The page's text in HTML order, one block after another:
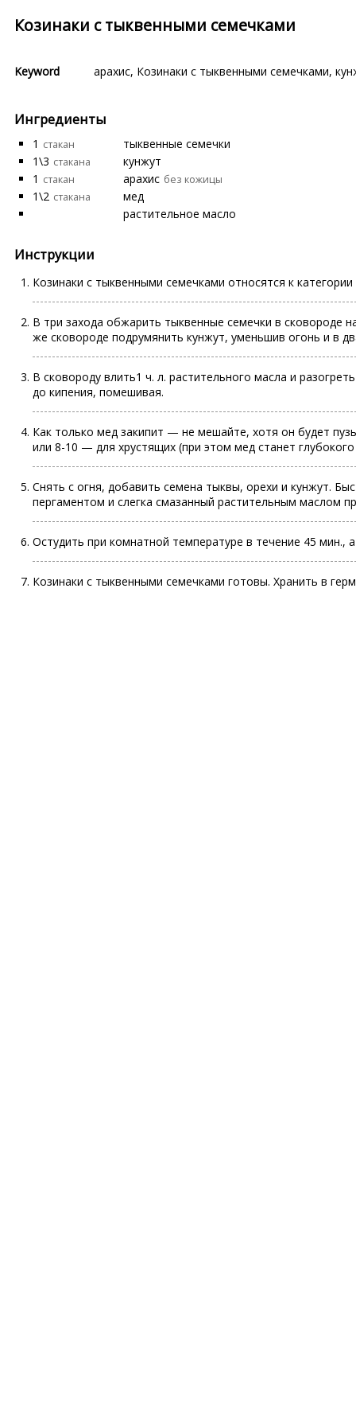
Козинаки с тыквенными семечками
Keyword арахис, Козинаки с тыквенными семечками,
Ингредиенты
1 стакан
тыквенные семечки
1\3 стакана
кунжут
1 стакан арахис без кожицы
1\2 стакана
мед
растительное масло
Инструкции
Козинаки с тыквенными семечками относятся к
В три захода обжарить тыквенные семечки в сковороде
же сковороде подрумянить кунжут, уменьшив огонь и в
В сковороду влить1 ч. л. растительного масла и
до кипения, помешивая.
Как только мед закипит — не мешайте, хотя он будет
или 8-10 — для хрустящих (при этом мед станет
Снять с огня, добавить семена тыквы, орехи и кунжут.
пергаментом и слегка смазанный растительным маслом
Остудить при комнатной температуре в течение 45 мин.,
Козинаки с тыквенными семечками готовы. Хранить в